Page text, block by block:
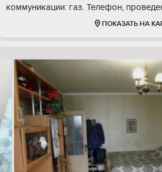
коммуникации: газ. Телефон,
ПОКАЗАТЬ НА